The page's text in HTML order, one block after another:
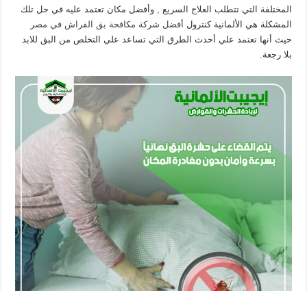
المختلفة التي تتطلب العلاج السريع , وأفضل مكان تعتمد عليه في حل تلك
المشكلة هي الألمانية كنترول أفضل شركة مكافحة بق الفراش في مصر
حيث أنها تعتمد علي أحدث الطرق التي تساعد علي التخلص من البق للابد
بلا رجعة.